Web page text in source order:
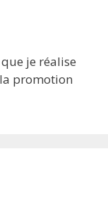
je réalise
promotion